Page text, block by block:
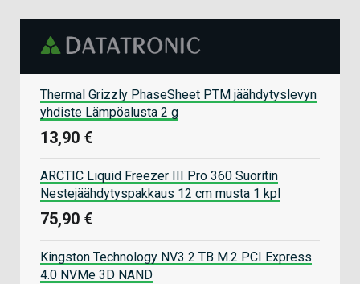
Thermal Grizzly PhaseSheet PTM jäähdytyslevyn
yhdiste Lämpöalusta 2 g
13,90 €
ARCTIC Liquid Freezer III Pro 360 Suoritin
Nestejäähdytyspakkaus 12 cm musta 1 kpl
75,90 €
Kingston Technology NV3 2 TB M.2 PCI Express
4.0 NVMe 3D NAND